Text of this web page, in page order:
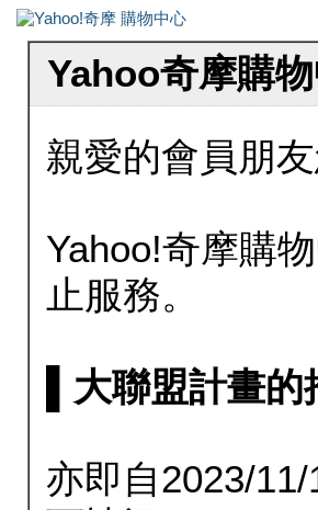
Yahoo奇摩購
親愛的會員朋友
Yahoo!奇摩購
止服務。
▌大聯盟計畫
亦即自2023/